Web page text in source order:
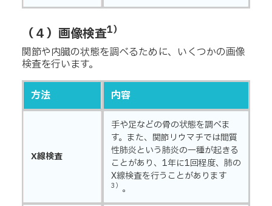
（４）画像検査1）
関節や内臓の状態を調べるために、いくつかの画像
検査を行います。
方法 内容
X線検査
手や足などの骨の状態を調べま
す。また、関節リウマチでは間質
性肺炎という肺炎の一種が起きる
ことがあり、1年に1回程度、肺の
X線検査を行うことがあります
3） 。